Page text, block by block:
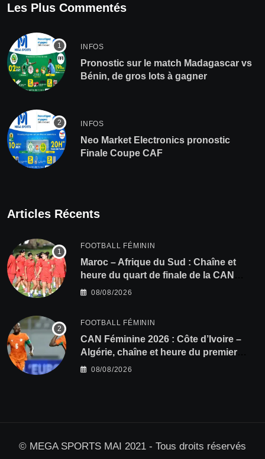
Les Plus Commentés
INFOS
Pronostic sur le match Madagascar vs
Bénin, de gros lots à gagner
INFOS
Neo Market Electronics pronostic
Finale Coupe CAF
Articles Récents
FOOTBALL FÉMININ
Maroc – Afrique du Sud : Chaîne et
heure du quart de finale de la CAN
Féminine 2026
08/08/2026
FOOTBALL FÉMININ
CAN Féminine 2026 : Côte d’Ivoire –
Algérie, chaîne et heure du premier
quart de finale
08/08/2026
© MEGA SPORTS MAI 2021 - Tous droits réservés